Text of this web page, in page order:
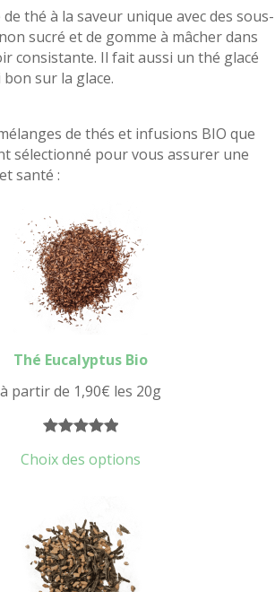
de thé à la saveur unique avec des sous-
sucré et de gomme à mâcher dans
consistante. Il fait aussi un thé glacé
sur la glace.
de thés et infusions BIO que
sélectionné pour vous assurer une
santé :
Thé Eucalyptus Bio
à partir de 1,90€ les 20g
sur 5
client
Choix des options